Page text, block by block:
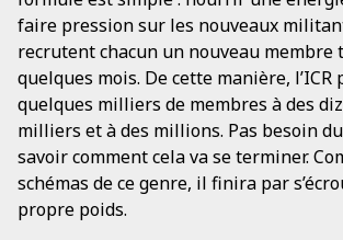
faire pression sur les nouveaux
recrutent chacun un nouveau membre
quelques mois. De cette manière, l’ICR
quelques milliers de membres à des
milliers et à des millions. Pas besoin
savoir comment cela va se terminer.
schémas de ce genre, il finira par
propre poids.